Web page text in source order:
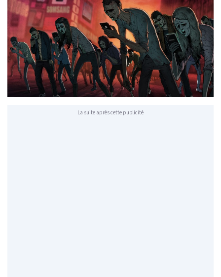
La suite après cette publicité